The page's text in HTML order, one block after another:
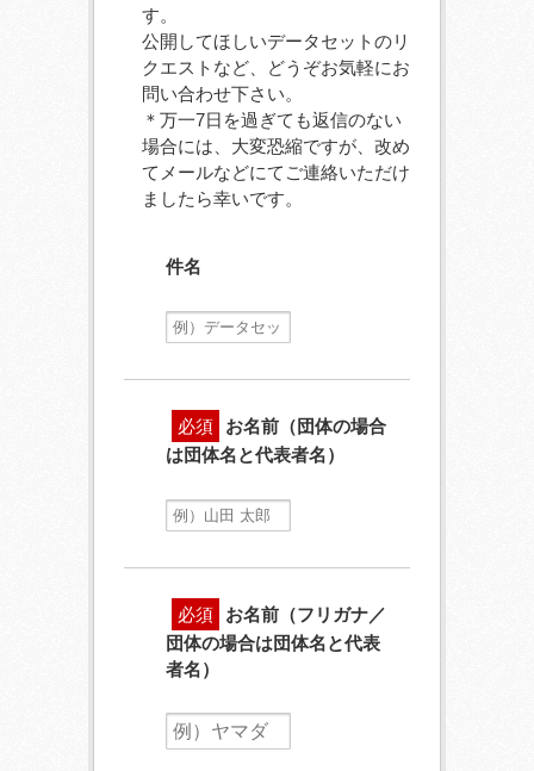
す。
公開してほしいデータセットのリ
クエストなど、どうぞお気軽にお
問い合わせ下さい。
＊万一7日を過ぎても返信のない
場合には、大変恐縮ですが、改め
てメールなどにてご連絡いただけ
ましたら幸いです。
件名
必須
お名前（団体の場合
は団体名と代表者名）
必須
お名前（フリガナ／
団体の場合は団体名と代表
者名）